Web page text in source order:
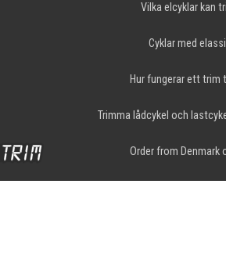
Vilka elcyklar kan
Cyklar med
Hur fungerar ett trim
Trimma lådcykel och
Order from Denmark